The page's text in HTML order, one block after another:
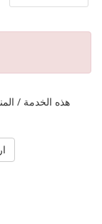
هذه الخدمة /